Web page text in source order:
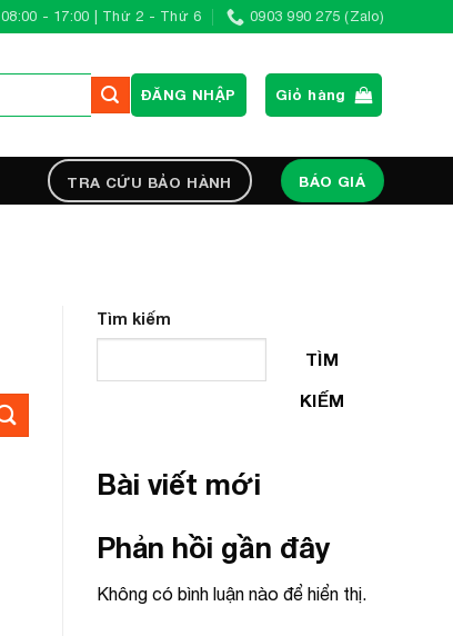
08:00 - 17:00 | Thứ 2 - Thứ 6 0903 990 275 (Zalo)
ĐĂNG NHẬP Giỏ hàng
TRA CỨU BẢO HÀNH BÁO GIÁ
Tìm kiếm
TÌM
KIẾM
Bài viết mới
Phản hồi gần đây
Không có bình luận nào để hiển thị.